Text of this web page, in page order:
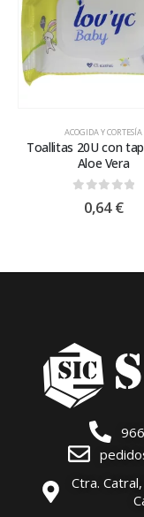
ACOGIDA Y CORTESÍA
Toallitas 20U con
Aloe Vera
out of 5
0,64€
Ctra.